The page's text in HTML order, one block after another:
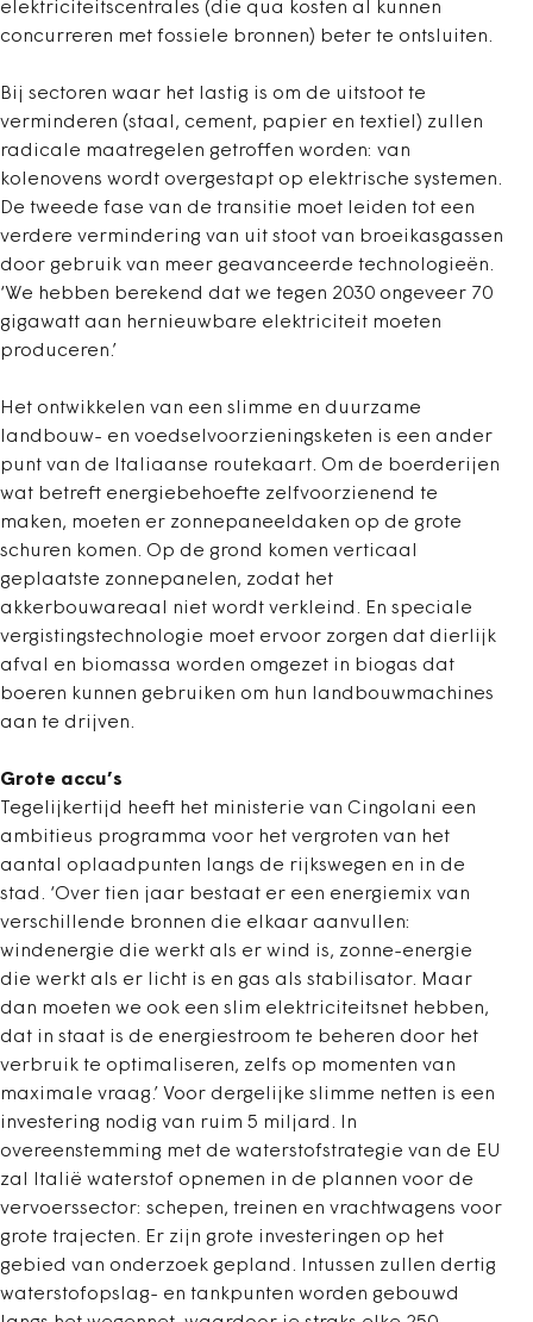
elektriciteitscentrales (die qua kosten al kunnen
concurreren met fossiele bronnen) beter te ontsluiten.
Bij sectoren waar het lastig is om de uitstoot te
verminderen (staal, cement, papier en textiel) zullen
radicale maatregelen getroffen worden: van
kolenovens wordt overgestapt op elektrische systemen.
De tweede fase van de transitie moet leiden tot een
verdere vermindering van uit stoot van broeikasgassen
door gebruik van meer geavanceerde technologieën.
‘We hebben berekend dat we tegen 2030 ongeveer 70
gigawatt aan hernieuwbare elektriciteit moeten
produceren.’
Het ontwikkelen van een slimme en duurzame
landbouw- en voedselvoorzieningsketen is een ander
punt van de Italiaanse routekaart. Om de boerderijen
wat betreft energiebehoefte zelfvoorzienend te
maken, moeten er zonnepaneeldaken op de grote
schuren komen. Op de grond komen verticaal
geplaatste zonnepanelen, zodat het
akkerbouwareaal niet wordt verkleind. En speciale
vergistingstechnologie moet ervoor zorgen dat dierlijk
afval en biomassa worden omgezet in biogas dat
boeren kunnen gebruiken om hun landbouwmachines
aan te drijven.
Grote accu’s
Tegelijkertijd heeft het ministerie van Cingolani een
ambitieus programma voor het vergroten van het
aantal oplaadpunten langs de rijkswegen en in de
stad. ‘Over tien jaar bestaat er een energiemix van
verschillende bronnen die elkaar aanvullen:
windenergie die werkt als er wind is, zonne-energie
die werkt als er licht is en gas als stabilisator. Maar
dan moeten we ook een slim elektriciteitsnet hebben,
dat in staat is de energiestroom te beheren door het
verbruik te optimaliseren, zelfs op momenten van
maximale vraag.’ Voor dergelijke slimme netten is een
investering nodig van ruim 5 miljard. In
overeenstemming met de waterstofstrategie van de EU
zal Italië waterstof opnemen in de plannen voor de
vervoerssector: schepen, treinen en vrachtwagens voor
grote trajecten. Er zijn grote investeringen op het
gebied van onderzoek gepland. Intussen zullen dertig
waterstofopslag- en tankpunten worden gebouwd